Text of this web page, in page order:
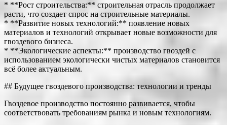
* **Рост строительства:** строительная отрасль продолжает
расти, что создает спрос на строительные материалы.
* **Развитие новых технологий:** появление новых
материалов и технологий открывает новые возможности для
гвоздевого бизнеса.
* **Экологические аспекты:** производство гвоздей с
использованием экологически чистых материалов становится
всё более актуальным.
## Будущее гвоздевого производства: технологии и тренды
Гвоздевое производство постоянно развивается, чтобы
соответствовать требованиям рынка и новым технологиям.